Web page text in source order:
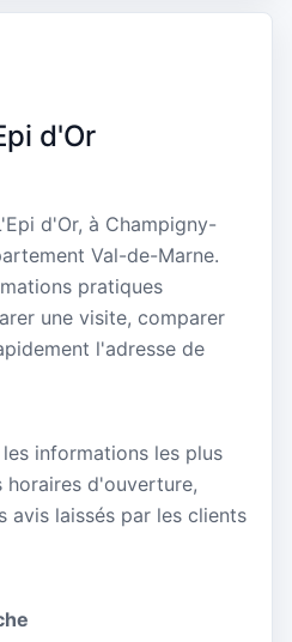
d'Or
d'Or, à Champigny-
Val-de-Marne.
pratiques
une visite, comparer
l'adresse de
informations les plus
horaires d'ouverture,
avis laissés par les clients